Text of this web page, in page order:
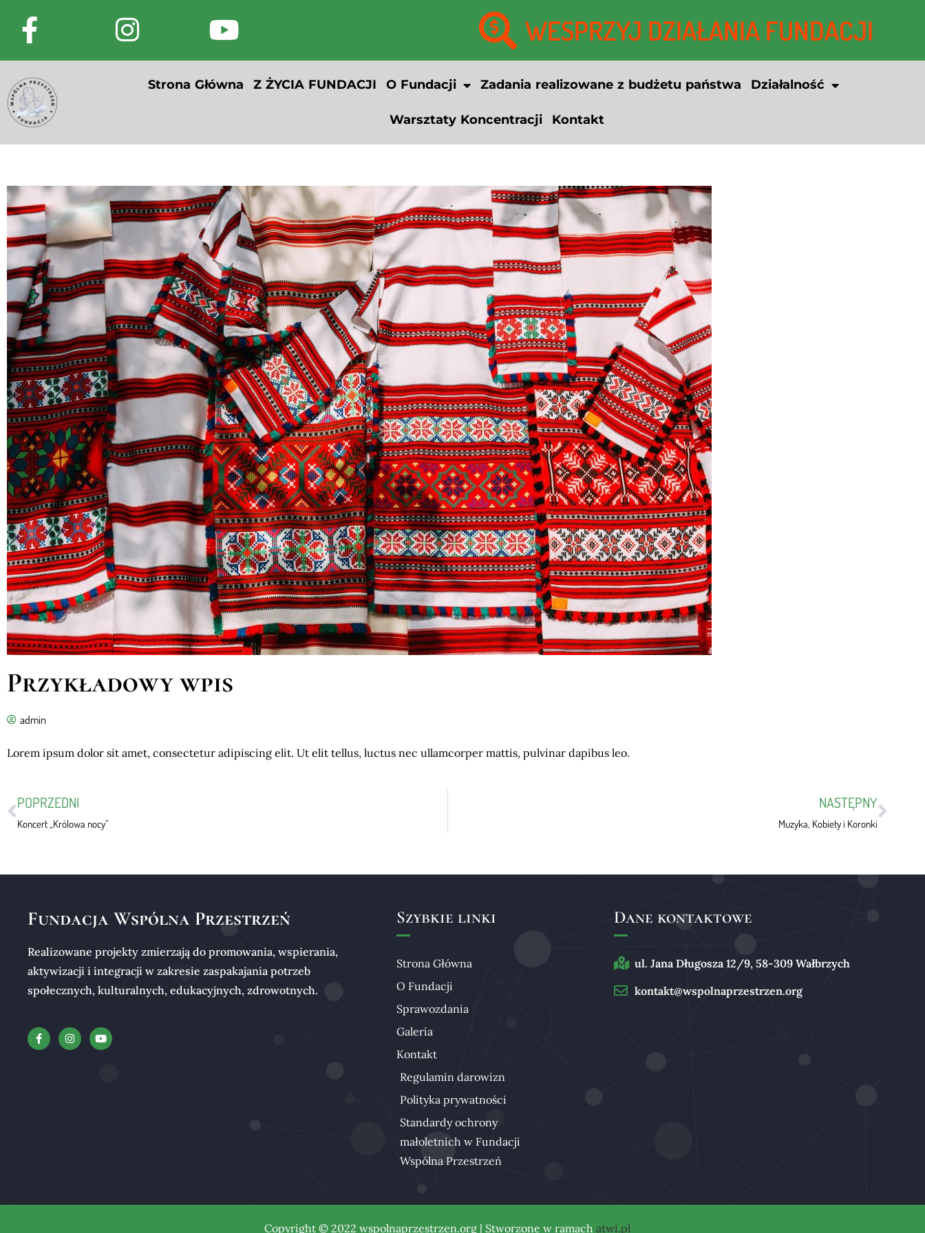
WESPRZYJ DZIAŁANIA FUNDACJI
Strona Główna Z ŻYCIA FUNDACJI O Fundacji Zadania realizowane z budżetu państwa Działalność
Warsztaty Koncentracji Kontakt
Przykładowy wpis
admin
Lorem ipsum dolor sit amet, consectetur adipiscing elit. Ut elit tellus, luctus nec ullamcorper mattis, pulvinar dapibus leo.
POPRZEDNI
Koncert „Królowa nocy”
NASTĘPNY
Muzyka, Kobiety i Koronki
Fundacja Wspólna Przestrzeń
Realizowane projekty zmierzają do promowania, wspierania,
aktywizacji i integracji w zakresie zaspakajania potrzeb
społecznych, kulturalnych, edukacyjnych, zdrowotnych.
Szybkie linki
Strona Główna
O Fundacji
Sprawozdania
Galeria
Kontakt
Regulamin darowizn
Polityka prywatności
Standardy ochrony
małoletnich w Fundacji
Wspólna Przestrzeń
Dane kontaktowe
ul. Jana Długosza 12/9, 58-309 Wałbrzych
kontakt@wspolnaprzestrzen.org
Copyright © 2022 wspolnaprzestrzen.org | Stworzone w ramach atwi.pl